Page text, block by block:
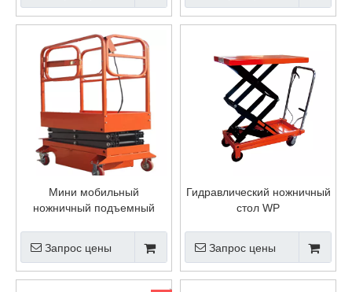
Мини мобильный
ножничный подъемный
Запрос цены
Гидравлический ножничный
стол WP
Запрос цены